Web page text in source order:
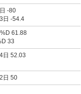
-80
日 -54.4
61.88
33
日 52.03
日 50